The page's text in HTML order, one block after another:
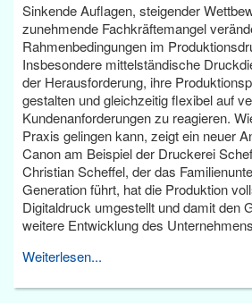
Sinkende Auflagen, steigender
zunehmende Fachkräftemangel
Rahmenbedingungen im
Insbesondere mittelständische
der Herausforderung, ihre
gestalten und gleichzeitig flexibel auf
Kundenanforderungen zu reagieren.
Praxis gelingen kann, zeigt ein neuer
Canon am Beispiel der Druckerei
Christian Scheffel, der das
Generation führt, hat die Produktion
Digitaldruck umgestellt und damit den
weitere Entwicklung des
Weiterlesen...